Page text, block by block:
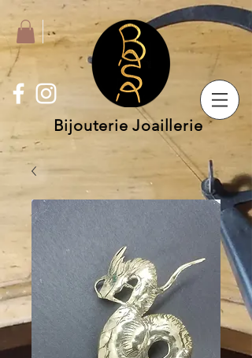
Bijouterie Joaillerie